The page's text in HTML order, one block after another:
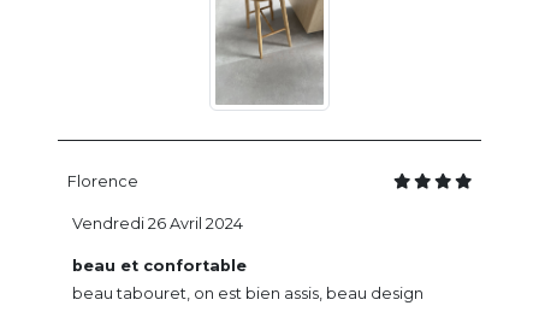
Florence
beau et confortable
beau tabouret, on est bien assis, beau design
Vendredi 26 Avril 2024